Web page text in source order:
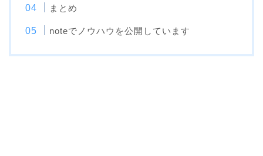
まとめ
noteでノウハウを公開しています